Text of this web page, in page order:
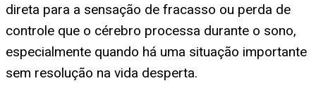
direta para a sensação de fracasso ou perda de
controle que o cérebro processa durante o sono,
especialmente quando há uma situação importante
sem resolução na vida desperta.